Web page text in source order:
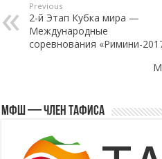
Previous
2-й Этап Кубка мира —
Международные
соревнования «Римини-
МФШ — член ТАФИСА